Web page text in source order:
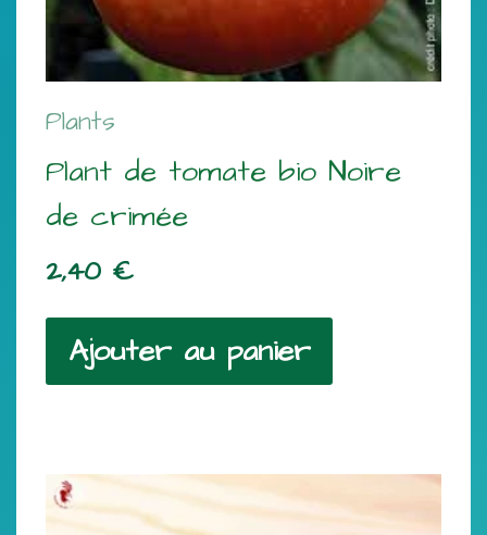
Plants
Plant de tomate bio Noire
de crimée
2,40 €
Ajouter au panier